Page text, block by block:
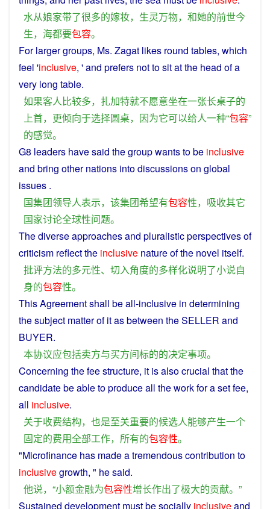
水从娘家带了很多的嫁妆， 生灵万物， 和她的前世今
生， 海都要包容。
For larger groups, Ms. Zagat likes round tables, which
feel 'inclusive, ' and prefers nottositatthe head ofa
very long table.
如果客人比较多， 扎加特就不愿意坐在一张长桌子的
上首， 更倾向于选择圆桌， 因为它可以给人一种“包容”
的感觉。
G8 leaders havesaid thegroupwantsto be inclusive
and bring other nations intodiscussionson global
issues .
国集团领导人表示， 该集团希望有包容性， 吸收其它
国家讨论全球性问题。
Thediverseapproachesand pluralisticperspectivesof
criticism reflectthe inclusive natureof the novel itself.
批评方法的多元性、 切入角度的多样化说明了小说自
身的包容性。
ThisAgreementshall be all-inclusive in determining
the subject matterofit asbetween theSELLER and
BUYER.
本协议应包括卖方与买方间标的的决定事项。
Concerning thefeestructure, it isalsocrucial that the
candidatebeabletoproduceall theworkforasetfee,
all inclusive.
关于收费结构， 也是至关重要的候选人能够产生一个
固定的费用全部工作， 所有的包容性。
"Microfinance has madeatremendouscontribution to
inclusivegrowth, " hesaid.
他说，“小额金融为包容性增长作出了极大的贡献。”
Sustained development mustbesocially inclusiveand